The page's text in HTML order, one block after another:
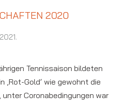
2020
.
Tennissaison bildeten
‚Rot-Gold‘ wie gewohnt die
Coronabedingungen war